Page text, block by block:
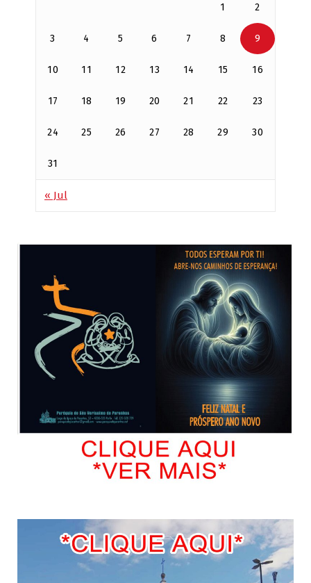
1 2
3 4 5 6 7 8 9
10 11 12 13 14 15 16
17 18 19 20 21 22 23
24 25 26 27 28 29 30
31
« Jul